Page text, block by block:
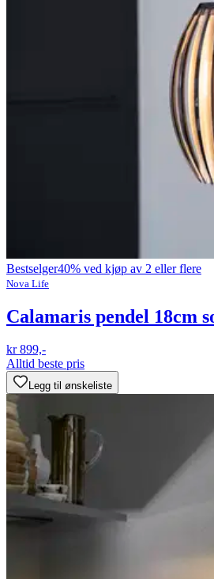
Bestselger40% ved kjøp av 2 eller flere
Nova Life
Calamaris pendel 18cm
kr 899,-
Alltid beste pris
Legg til ønskeliste